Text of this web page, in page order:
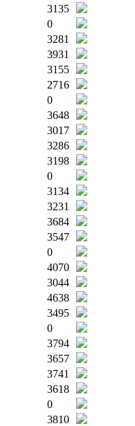
3135
0
3281
3931
3155
2716
0
3648
3017
3286
3198
0
3134
3231
3684
3547
0
4070
3044
4638
3495
0
3794
3657
3741
3618
0
3810